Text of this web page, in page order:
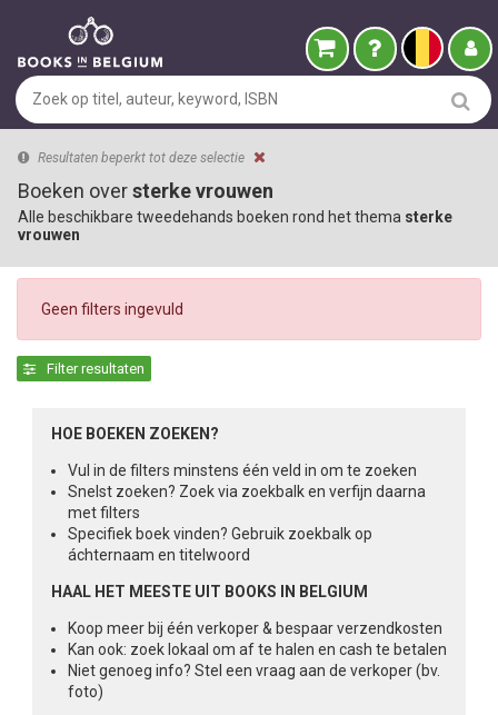
Resultaten beperkt tot deze selectie
Boeken oversterke vrouwen
Alle beschikbare tweedehands boeken rond het thema sterke
vrouwen
Geen filters ingevuld
Filter resultaten
HOE BOEKEN ZOEKEN?
Vul in de filters minstens één veld in om te zoeken
Snelst zoeken? Zoek via zoekbalk en verfijn daarna
met filters
Specifiek boek vinden? Gebruik zoekbalk op
áchternaam en titelwoord
HAAL HET MEESTE UIT BOOKS IN BELGIUM
Koop meer bij één verkoper & bespaar verzendkosten
Kan ook: zoek lokaal om af te halen en cash te betalen
Niet genoeg info? Stel een vraag aan de verkoper (bv.
foto)